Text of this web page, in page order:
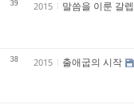
39 2015 말씀을 이룬 갈렙
38 2015 출애굽의 시작